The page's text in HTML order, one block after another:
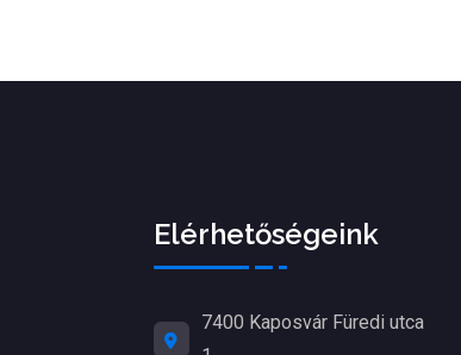
Elérhetőségeink
7400 Kaposvár Füredi utca